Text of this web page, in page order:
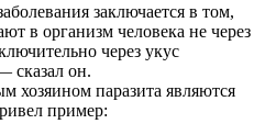
заключается в том,
в организм человека не через
через укус
сказал он.
хозяином паразита являются
пример: